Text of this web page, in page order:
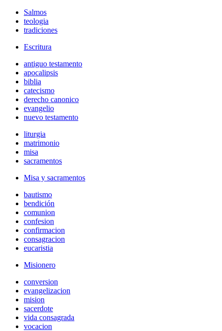
Salmos
teologia
tradiciones
Escritura
antiguo testamento
apocalipsis
biblia
catecismo
derecho canonico
evangelio
nuevo testamento
liturgia
matrimonio
misa
sacramentos
Misa y sacramentos
bautismo
bendición
comunion
confesion
confirmacion
consagracion
eucaristia
Misionero
conversion
evangelizacion
mision
sacerdote
vida consagrada
vocacion